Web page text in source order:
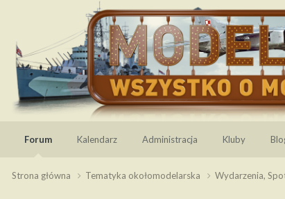
Forum Kalendarz Administracja Kluby
Strona główna Tematyka okołomodelarska Wydarzenia,